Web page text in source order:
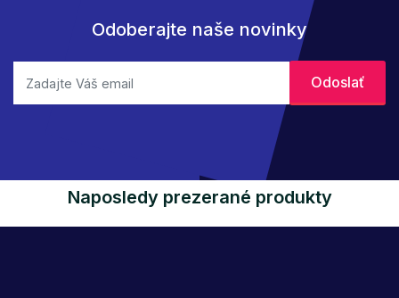
Odoberajte naše novinky
Naposledy prezerané produkty